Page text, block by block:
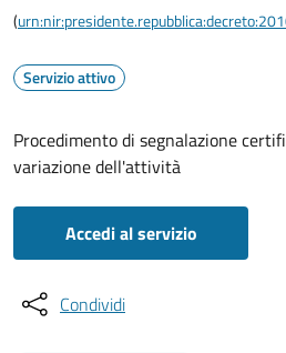
(
Servizio attivo
Procedimento di segnalazione
variazione dell'attività
Accedi al servizio
Condividi